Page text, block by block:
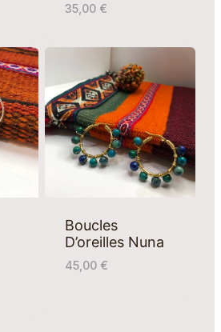
35,00 €
Boucles
D’oreilles Nuna
45,00 €